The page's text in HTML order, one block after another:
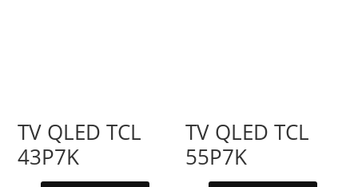
TV QLED TCL
43P7K
TV QLED TCL
55P7K